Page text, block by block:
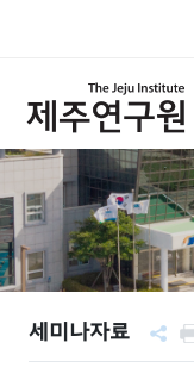
세미나자료